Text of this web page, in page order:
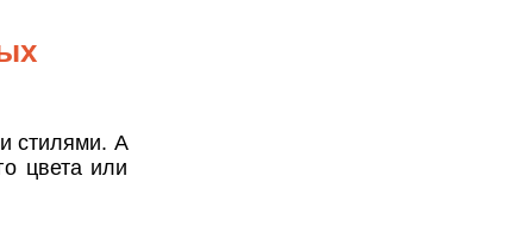
стилями. А
цвета или